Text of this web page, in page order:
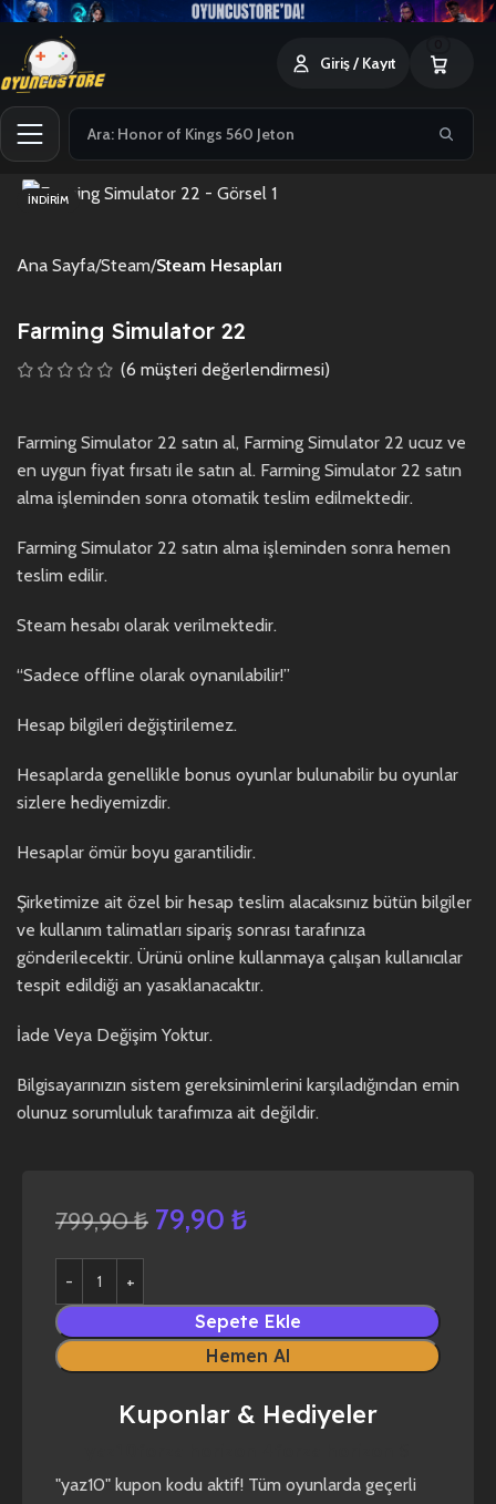
Giriş / Kayıt
İNDIRIM
Ana Sayfa Steam Steam Hesapları
Farming Simulator 22
(6 müşteri değerlendirmesi)
Farming Simulator 22 satın al, Farming Simulator 22 ucuz ve
en uygun fiyat fırsatı ile satın al. Farming Simulator 22 satın
alma işleminden sonra otomatik teslim edilmektedir.
Farming Simulator 22 satın alma işleminden sonra hemen
teslim edilir.
Steam hesabı olarak verilmektedir.
“Sadece offline olarak oynanılabilir!”
Hesap bilgileri değiştirilemez.
Hesaplarda genellikle bonus oyunlar bulunabilir bu oyunlar
sizlere hediyemizdir.
Hesaplar ömür boyu garantilidir.
Şirketimize ait özel bir hesap teslim alacaksınız bütün bilgiler
ve kullanım talimatları sipariş sonrası tarafınıza
gönderilecektir. Ürünü online kullanmaya çalışan kullanıcılar
tespit edildiği an yasaklanacaktır.
İade Veya Değişim Yoktur.
Bilgisayarınızın sistem gereksinimlerini karşıladığından emin
olunuz sorumluluk tarafımıza ait değildir.
799,90₺ 79,90 ₺
Sepete Ekle
Hemen Al
Kuponlar & Hediyeler
"yaz10" kupon kodu aktif! Tüm oyunlarda geçerli